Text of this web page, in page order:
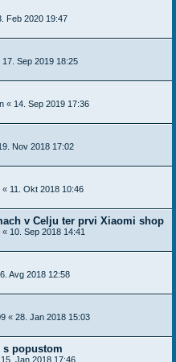
Feb 2020 19:47
17. Sep 2019 18:25
« 14. Sep 2019 17:36
Nov 2018 17:02
« 11. Okt 2018 10:46
v Celju ter prvi Xiaomi shop
« 10. Sep 2018 14:41
Avg 2018 12:58
« 28. Jan 2018 15:03
s popustom
15. Jan 2018 17:46